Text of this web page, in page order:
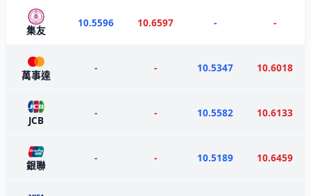
集友
10.5596 10.6597 - -
萬事達
- - 10.5347 10.6018
JCB
- - 10.5582 10.6133
銀聯
- - 10.5189 10.6459